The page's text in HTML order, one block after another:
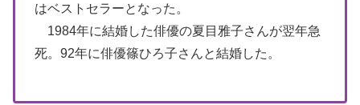
はベストセラーとなった。
1984年に結婚した俳優の夏目雅子さんが翌年急
死。92年に俳優篠ひろ子さんと結婚した。